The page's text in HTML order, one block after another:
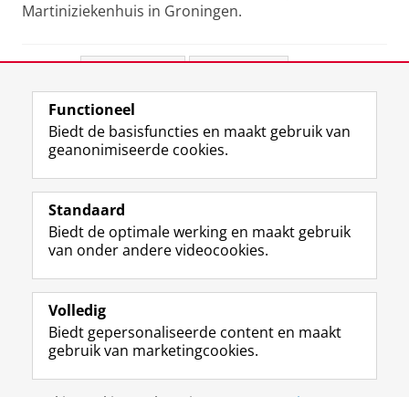
Martiniziekenhuis in Groningen.
View this page in:English
Volg de RUG
F
a
e
b
o
p
a
i
L
i
k
e
I
-
p
g
R
S
-
f
e
R
k
I
n
t
r
m
c
Y
o
T
e
k
a
Studiekiezers
Alumni
Over ons
Functioneel
Biedt de basisfuncties en maakt gebruik van
geanonimiseerde cookies.
Standaard
Biedt de optimale werking en maakt gebruik
van onder andere videocookies.
Volledig
Biedt gepersonaliseerde content en maakt
gebruik van marketingcookies.